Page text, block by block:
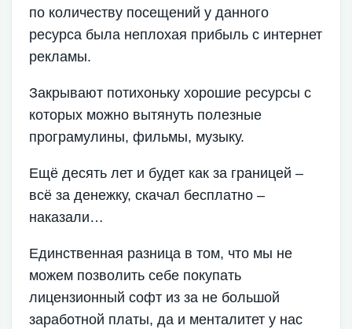
по количеству посещений у данного
ресурса была неплохая прибыль с интернет
рекламы.
Закрывают потихоньку хорошие ресурсы с
которых можно вытянуть полезные
програмулины, фильмы, музыку.
Ещё десять лет и будет как за границей –
всё за денежку, скачал бесплатно –
наказали…
Единственная разница в том, что мы не
можем позволить себе покупать
лицензионный софт из за не большой
заработной платы, да и менталитет у нас